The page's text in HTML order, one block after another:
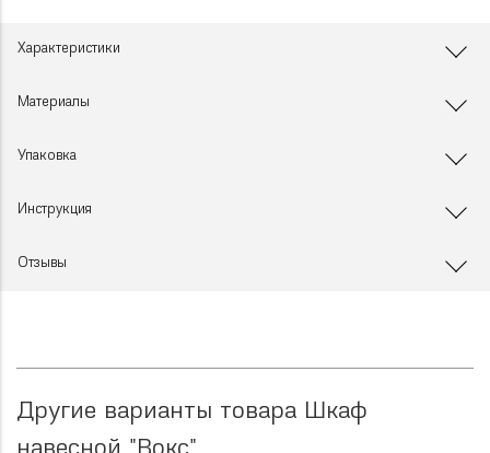
Характеристики
Материалы
Упаковка
Инструкция
Отзывы
Другие варианты товара Шкаф